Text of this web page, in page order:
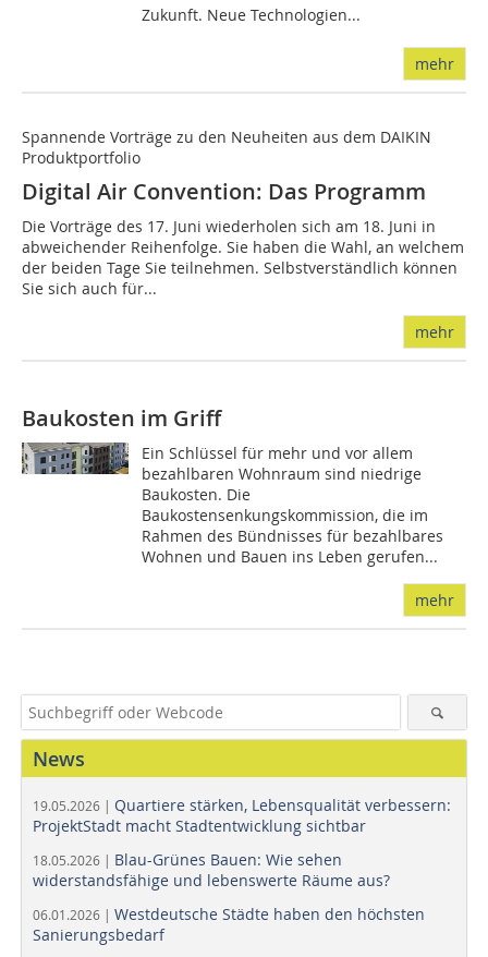
Zukunft. Neue Technologien...
mehr
Spannende Vorträge zu den Neuheiten aus dem DAIKIN
Produktportfolio
Digital Air Convention: Das Programm
Die Vorträge des 17. Juni wiederholen sich am 18. Juni in
abweichender Reihenfolge. Sie haben die Wahl, an welchem
der beiden Tage Sie teilnehmen. Selbstverständlich können
Sie sich auch für...
mehr
Baukosten im Griff
Ein Schlüssel für mehr und vor allem
bezahlbaren Wohnraum sind niedrige
Baukosten. Die
Baukostensenkungskommission, die im
Rahmen des Bündnisses für bezahlbares
Wohnen und Bauen ins Leben gerufen...
mehr
News
19.05.2026 | Quartiere stärken, Lebensqualität verbessern:
ProjektStadt macht Stadtentwicklung sichtbar
18.05.2026 | Blau-Grünes Bauen: Wie sehen
widerstandsfähige und lebenswerte Räume aus?
06.01.2026 | Westdeutsche Städte haben den höchsten
Sanierungsbedarf